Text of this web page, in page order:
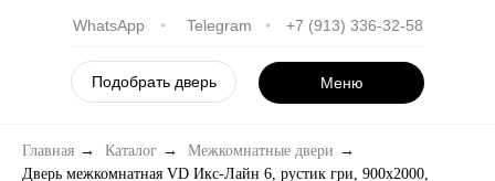
WhatsApp •
Telegram
• +7 (913) 336-32-58
Подобрать дверь Меню
Главная → Каталог → Межкомнатные двери →
Дверь межкомнатная VD Икс-Лайн 6, рустик гри, 900х2000,